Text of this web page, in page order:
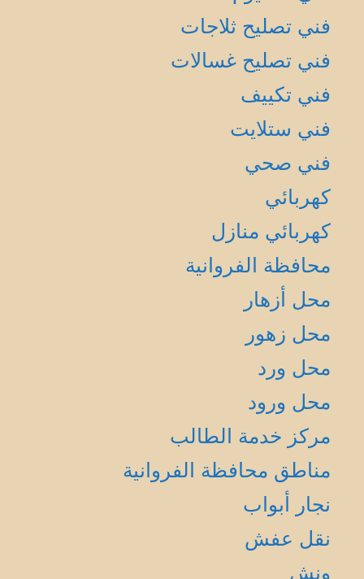
فني تصليح ثلاجات
فني تصليح غسالات
فني تكييف
فني ستلايت
فني صحي
كهربائي
كهربائي منازل
محافظة الفروانية
محل أزهار
محل زهور
محل ورد
محل ورود
مركز خدمة الطالب
مناطق محافظة الفروانية
نجار أبواب
نقل عفش
ونش